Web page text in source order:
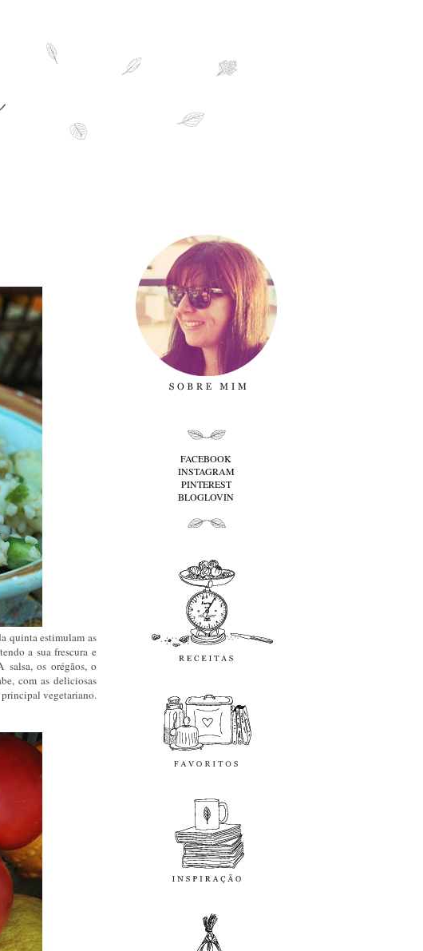
quinta estimulam as
a sua frescura e
os orégãos, o
com as deliciosas
principal vegetariano.
FACEBOOK
INSTAGRAM
PINTEREST
BLOGLOVIN